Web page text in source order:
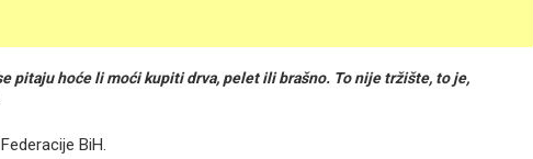
pitaju hoće li moći kupiti drva, pelet ili brašno. To nije tržište, to je,
BiH.